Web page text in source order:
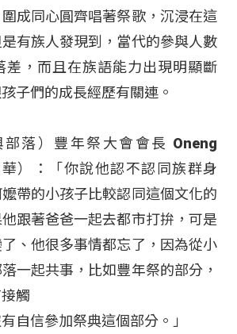
成同心圓齊唱著祭歌，沉浸在這
有族人發現到，當代的參與人數
差，而且在族語能力出現明顯斷
子們的成長經歷有關連。
部落）豐年祭大會會長 Oneng
）：「你說他認不認同族群身
帶的小孩子比較認同這個文化的
跟著爸爸一起去都市打拚，可是
、他很多事情都忘了，因為從小
一起共事，比如豐年祭的部分，
觸
自信參加祭典這個部分。」